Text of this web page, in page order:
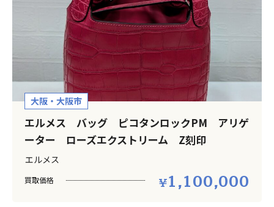
大阪・大阪市
エルメス バッグ ピコタンロックPM アリゲ
ーター ローズエクストリーム Z刻印
エルメス
買取価格 1,100,000